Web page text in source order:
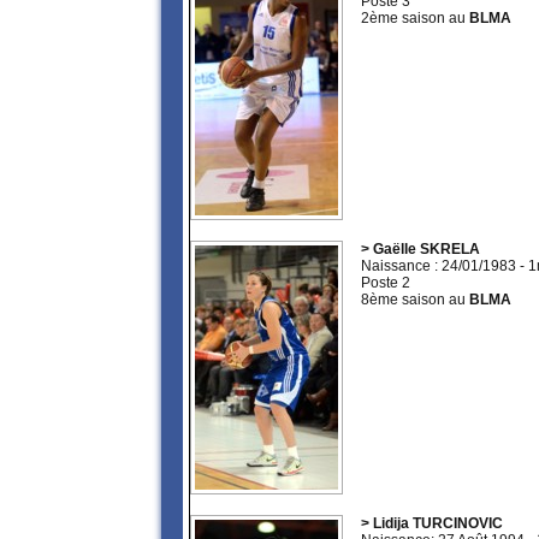
2ème saison au BLMA
> Gaëlle SKRELA
Naissance : 24/01/1983 -
Poste 2
8ème saison au BLMA
> Lidija TURCINOVIC